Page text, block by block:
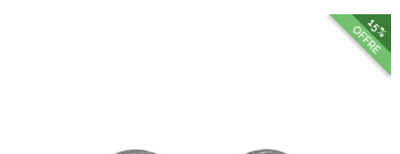
15%
OFFRE